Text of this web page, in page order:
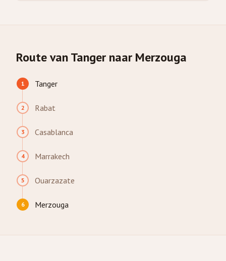
Route van Tanger naar Merzouga
1 Tanger
2 Rabat
3 Casablanca
4 Marrakech
5 Ouarzazate
6 Merzouga